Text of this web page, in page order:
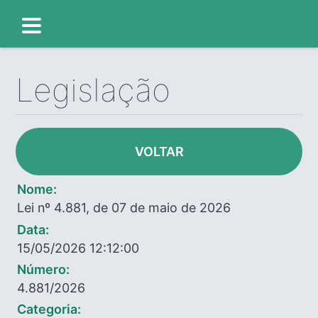
Legislação
VOLTAR
Nome:
Lei nº 4.881, de 07 de maio de 2026
Data:
15/05/2026 12:12:00
Número:
4.881/2026
Categoria: